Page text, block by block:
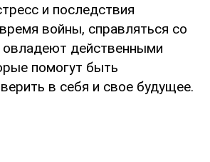
и последствия
войны, справляться со
овладеют действенными
помогут быть
в себя и свое будущее.